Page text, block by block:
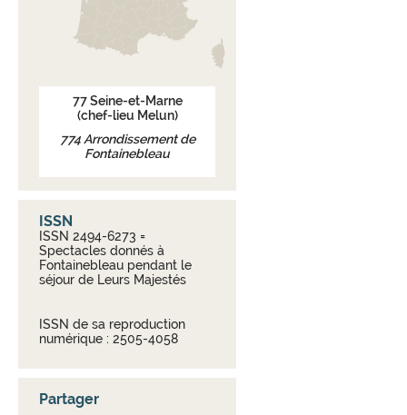
77Seine-et-Marne
(chef-lieu Melun)
774Arrondissement de
Fontainebleau
ISSN
ISSN 2494-6273 =
Spectacles donnés à
Fontainebleau pendant le
séjour de Leurs Majestés
ISSN de sa reproduction
numérique : 2505-4058
Partager